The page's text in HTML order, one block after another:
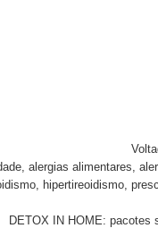
alergias alimentares,
hipertireoidismo,
DETOX IN HOME: pacotes